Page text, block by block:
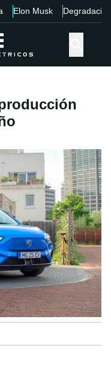
Elon Musk Degradación